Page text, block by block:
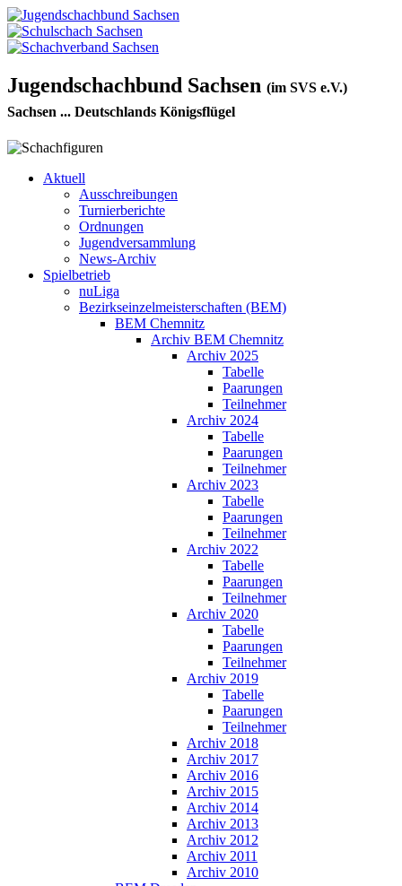
Jugendschachbund Sachsen (im SVS e.V.)
Sachsen ... Deutschlands Königsflügel
Aktuell
Ausschreibungen
Turnierberichte
Ordnungen
Jugendversammlung
News-Archiv
Spielbetrieb
nuLiga
Bezirkseinzelmeisterschaften (BEM)
BEM Chemnitz
Archiv BEM Chemnitz
Archiv 2025
Tabelle
Paarungen
Teilnehmer
Archiv 2024
Tabelle
Paarungen
Teilnehmer
Archiv 2023
Tabelle
Paarungen
Teilnehmer
Archiv 2022
Tabelle
Paarungen
Teilnehmer
Archiv 2020
Tabelle
Paarungen
Teilnehmer
Archiv 2019
Tabelle
Paarungen
Teilnehmer
Archiv 2018
Archiv 2017
Archiv 2016
Archiv 2015
Archiv 2014
Archiv 2013
Archiv 2012
Archiv 2011
Archiv 2010